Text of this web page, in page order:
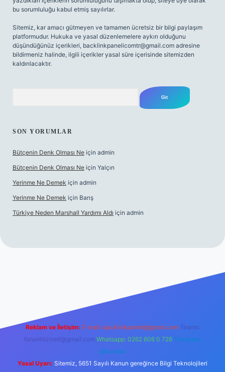
bu sorumluluğu kabul etmiş sayılırlar.
Sitemiz, kar amacı gütmeyen ve tamamen ücretsiz bir bilgi paylaşım
platformudur. Hukuka ve yasal düzenlemelere aykırı olduğunu
düşündüğünüz içerikleri, backlinkpanelicomtr@gmail.com adresine
bildirmeniz halinde, ilgili içerikler yasal süre içerisinde sitemizden
kaldırılacaktır.
SON YORUMLAR
Bütçenin Denk Olması Ne için admin
Bütçenin Denk Olması Ne için Yalçın
Yerinme Ne Demek için admin
Yerinme Ne Demek için Barış
Türkiye Neden Marshall Yardımı Aldı için admin
https://www.betexper.xyz/
Reklam ve İletişim: E-mail: backlinkpaneli@gmail.com Teams:
forumhizmeti@gmail.com Whatsapp: 0262 606 0 726 Telegram:
@karabul
Yasal Uyarı: Sitemiz, 5651 Sayılı Kanun gereğince Bilgi Teknolojileri